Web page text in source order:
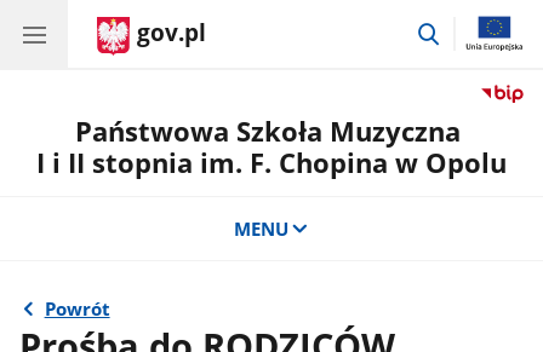
gov.pl
przejdź
Państwowa Szkoła Muzyczna
I i II stopnia im. F. Chopina w Opolu
MENU
Powrót